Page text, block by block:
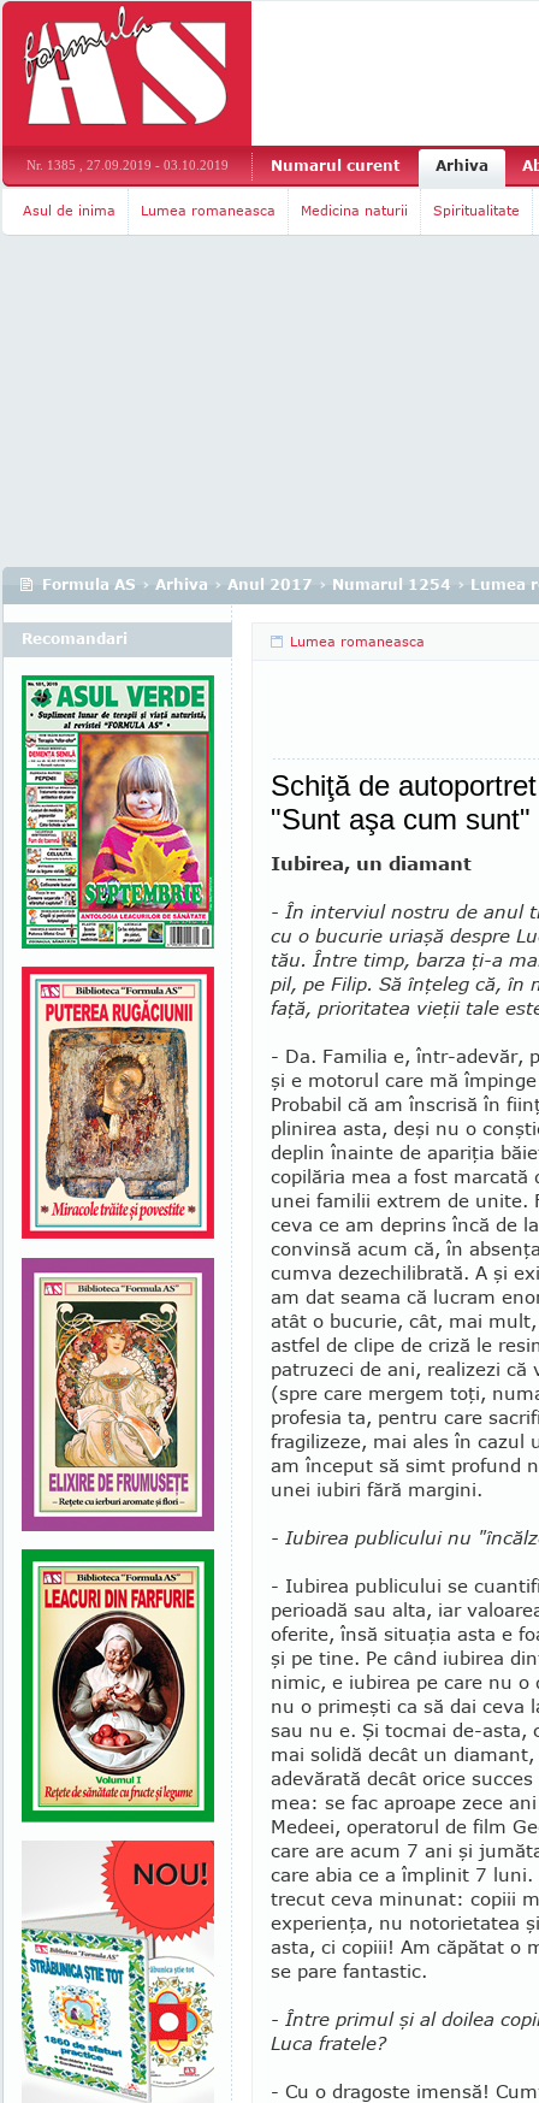
Nr. 1385 , 27.09.2019 - 03.10.2019 Numarul curent Arhiva
Asul de inima Lumea romaneasca Medicina naturii Spiritualitate
Formula AS › Arhiva › Anul 2017 › Numarul 1254 › Lumea
Lumea romaneasca
Schiţă de
"Sunt aşa cum sunt"
Iubirea, un diamant
- În interviul nostru de anul
cu o bucurie uriaşă despre
tău. Între timp, barza ţi-a
pil, pe Filip. Să în­ţeleg că, în
faţă, prio­ri­ta­tea vieţii tale
- Da. Familia e, într-adevăr,
şi e mo­torul care mă
Probabil că am înscrisă în
plinirea asta, deşi nu o
deplin înainte de apariţia
copilăria mea a fost marcată
unei familii extrem de unite.
ceva ce am de­prins încă de
convinsă acum că, în
cumva dezechili­bra­tă. A şi
am dat seama că lucram
atât o bucurie, cât, mai
astfel de clipe de criză le
patruzeci de ani, realizezi
(spre care mergem toţi,
profesia ta, pentru care
fragilizeze, mai ales în
am început să simt profund
unei iubiri fără margini.
- Iubirea publicului nu
- Iubirea publicului se
perioadă sau alta, iar
oferite, însă situaţia asta e
şi pe tine. Pe când iubirea
nimic, e iubirea pe care nu
nu o primeşti ca să dai ceva
sau nu e. Şi tocmai de-asta,
mai solidă decât un
ade­vărată decât orice
mea: se fac aproa­pe zece
Medeei, ope­ratorul de film
care are acum 7 ani şi
care abia ce a împlinit 7
trecut ceva minunat: copiii
experienţa, nu notorietatea
asta, ci copiii! Am căpătat o
se pare fantastic.
- Între primul şi al doilea
Luca fratele?
- Cu o dragoste imensă!
Recomandari